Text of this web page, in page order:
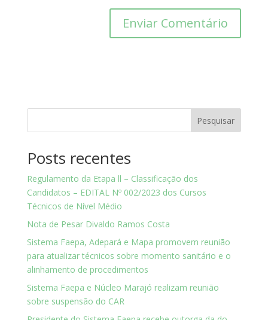
Pesquisar
Posts recentes
Regulamento da Etapa ll – Classificação dos
Candidatos – EDITAL Nº 002/2023 dos Cursos
Técnicos de Nível Médio
Nota de Pesar Divaldo Ramos Costa
Sistema Faepa, Adepará e Mapa promovem reunião
para atualizar técnicos sobre momento sanitário e o
alinhamento de procedimentos
Sistema Faepa e Núcleo Marajó realizam reunião
sobre suspensão do CAR